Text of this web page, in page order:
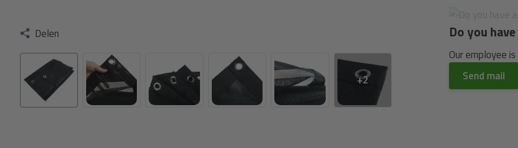
Delen
+2
Do you
Our employee
Send mail